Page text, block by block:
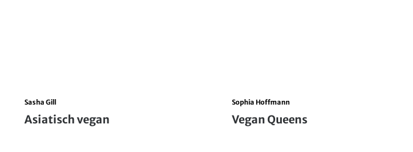
Sasha Gill
Asiatisch vegan
Sophia Hoffmann
Vegan Queens